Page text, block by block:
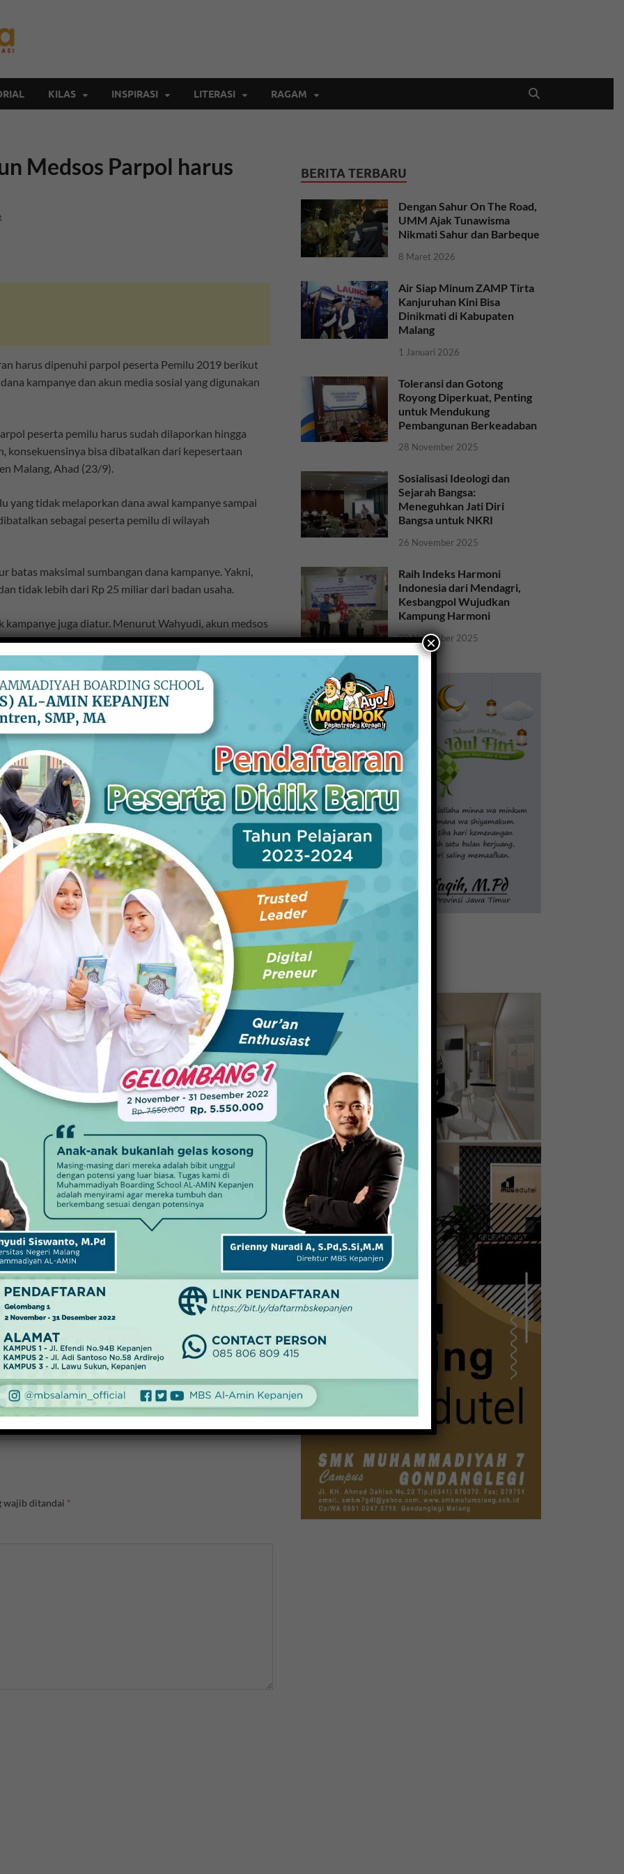
KILAS INSPIRASI LITERASI RAGAM
Medsos Parpol harus
harus dipenuhi parpol peserta Pemilu 2019 berikut
kampanye dan akun media sosial yang digunakan
peserta pemilu harus sudah dilaporkan hingga
konsekuensinya bisa dibatalkan dari kepesertaan
Malang, Ahad (23/9).
yang tidak melaporkan dana awal kampanye sampai
sebagai peserta pemilu di wilayah
maksimal sumbangan dana kampanye. Yakni,
tidak lebih dari Rp 25 miliar dari badan usaha.
kampanye juga diatur. Menurut Wahyudi, akun medsos
yang resmi didaftarkan ke KPU. Semua akun-
tegasnya.
unsur SARA dan ujaran kebencian, lanjut
ke KPI (Komisi Penyiaran Indonesia ).
Gotong Royong
untuk
Raih Indeks Harmoni
Indonesia dari Mendagri,
Kesbangpol Wujudkan
Kampung Harmoni
20 November 2025
NEXT ARTICLE
Pendidikan Gratis dan Tuntas, Realistiskah?
→
wajib ditandai *
BERITA TERBARU
Dengan Sahur On The Road,
UMM Ajak Tunawisma
Nikmati Sahur dan Barbeque
8 Maret 2026
Air Siap Minum ZAMP Tirta
Kanjuruhan Kini Bisa
Dinikmati di Kabupaten
Malang
1 Januari 2026
Toleransi dan Gotong
Royong Diperkuat, Penting
untuk Mendukung
Pembangunan Berkeadaban
28 November 2025
Sosialisasi Ideologi dan
Sejarah Bangsa:
Meneguhkan Jati Diri
Bangsa untuk NKRI
26 November 2025
Raih Indeks Harmoni
Indonesia dari Mendagri,
Kesbangpol Wujudkan
Kampung Harmoni
20 November 2025
×